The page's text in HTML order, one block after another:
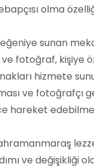
olma
sunan
fotoğraf, kişiye
hizmete
ve fotoğrafçı
hareket edebilme
ve değişikliği